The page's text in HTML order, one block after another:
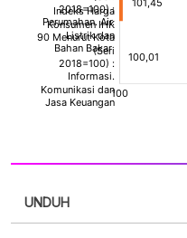
UNDUH